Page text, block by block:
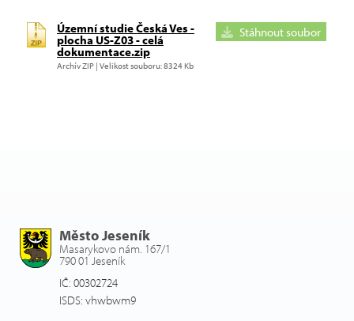
Stáhnout soubor
Územní studie Česká Ves -
plocha US-Z03 - celá
dokumentace.zip
Archív ZIP | Velikost souboru: 8324 Kb
Město Jeseník
Masarykovo nám. 167/1
790 01 Jeseník
IČ: 00302724
ISDS: vhwbwm9